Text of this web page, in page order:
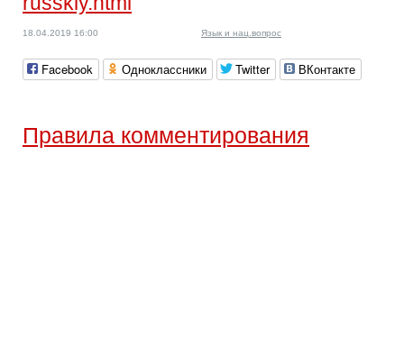
18.04.2019 16:00 Язык и нац.вопрос
Facebook Одноклассники Twitter ВКонтакте
Правила комментирования